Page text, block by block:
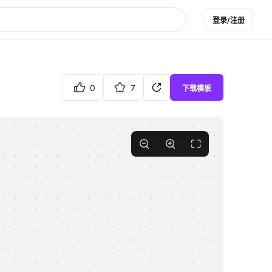
登录/注册
0 7 下载模板